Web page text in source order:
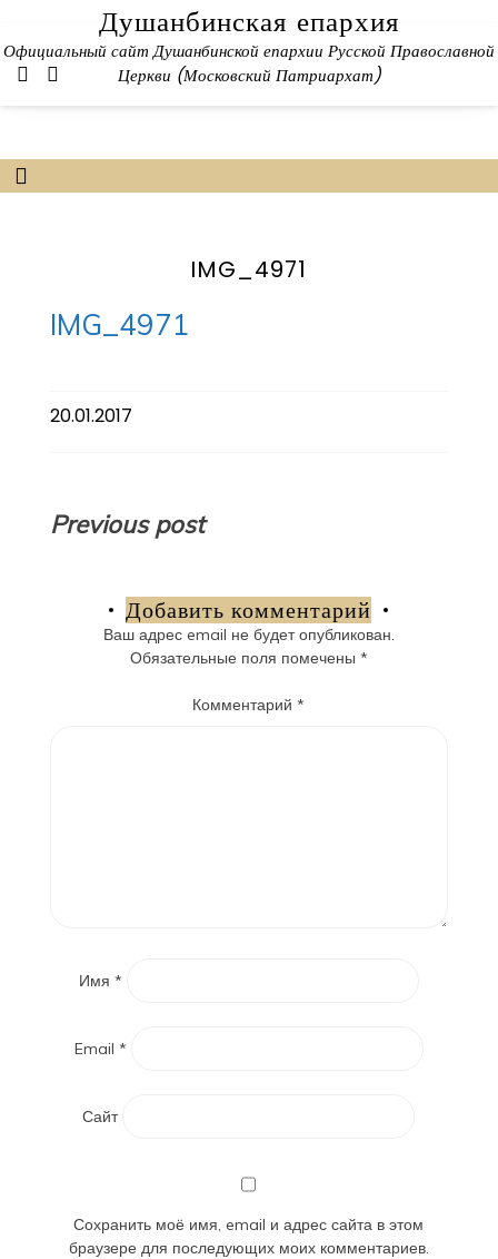
content
Душанбинская епархия
Официальный сайт Душанбинской епархии Русской Православной
Церкви (Московский Патриархат)
IMG_4971
IMG_4971
20.01.2017
Навигация
записям
Previous post
Добавить комментарий
Ваш адрес email не будет опубликован.
Обязательные поля помечены *
Комментарий*
Имя *
Email *
Сайт
Сохранить моё имя, email и адрес сайта в этом
браузере для последующих моих комментариев.